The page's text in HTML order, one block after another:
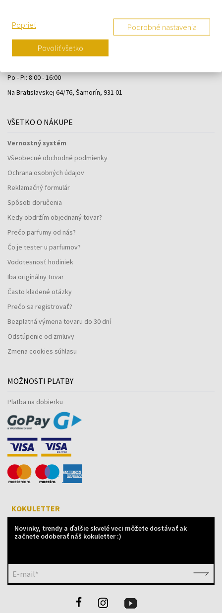
Po - Pi: 8:00 - 16:00
Na Bratislavskej 64/76, Šamorín, 931 01
VŠETKO O NÁKUPE
Vernostný systém
Všeobecné obchodné podmienky
Ochrana osobných údajov
Reklamačný formulár
Spôsob doručenia
Kedy obdržím objednaný tovar?
Prečo parfumy od nás?
Čo je tester u parfumov?
Vodotesnosť hodiniek
Iba originálny tovar
Často kladené otázky
Prečo sa registrovať?
Bezplatná výmena tovaru do 30 dní
Odstúpenie od zmluvy
Zmena cookies súhlasu
MOŽNOSTI PLATBY
Platba na dobierku
KOKULETTER
Novinky, trendy a ďalšie skvelé veci môžete dostávať ak
začnete odoberať náš kokuletter :)
E-mail*
Poprieť Podrobné nastavenia
Povoliť všetko